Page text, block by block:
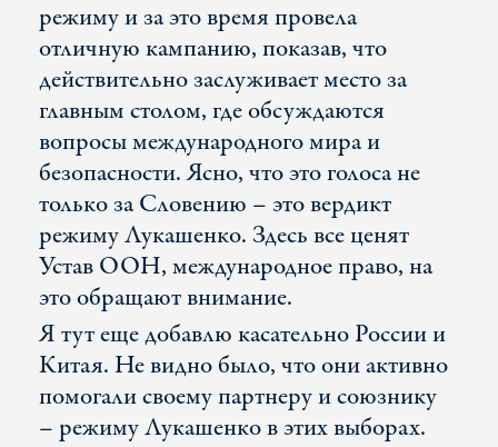
режиму и за это время провела
отличную кампанию, показав, что
действительно заслуживает место за
главным столом, где обсуждаются
вопросы международного мира и
безопасности. Ясно, что это голоса не
только за Словению – это вердикт
режиму Лукашенко. Здесь все ценят
Устав ООН, международное право, на
это обращают внимание.
Я тут еще добавлю касательно России и
Китая. Не видно было, что они активно
помогали своему партнеру и союзнику
– режиму Лукашенко в этих выборах.